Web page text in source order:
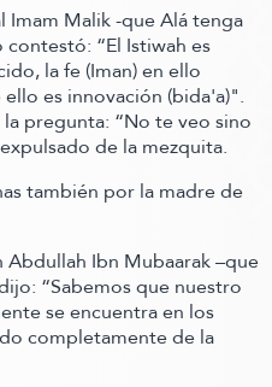
Malik -que Alá tenga
contestó: “El Istiwah es
la fe(Iman)en ello
es innovación (bida'a)".
pregunta: “No te veo sino
de la mezquita.
también por la madre de
Ibn Mubaarak –que
“Sabemos que nuestro
se encuentra en los
completamente de la